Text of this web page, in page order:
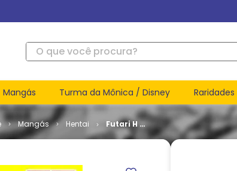
O que você procura?
Mangás Turma da Mônica / Disney Raridades
Mangás Hentai
Futari H #
39